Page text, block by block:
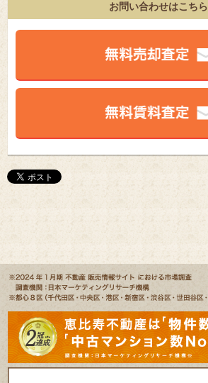
お問い合わせはこちら